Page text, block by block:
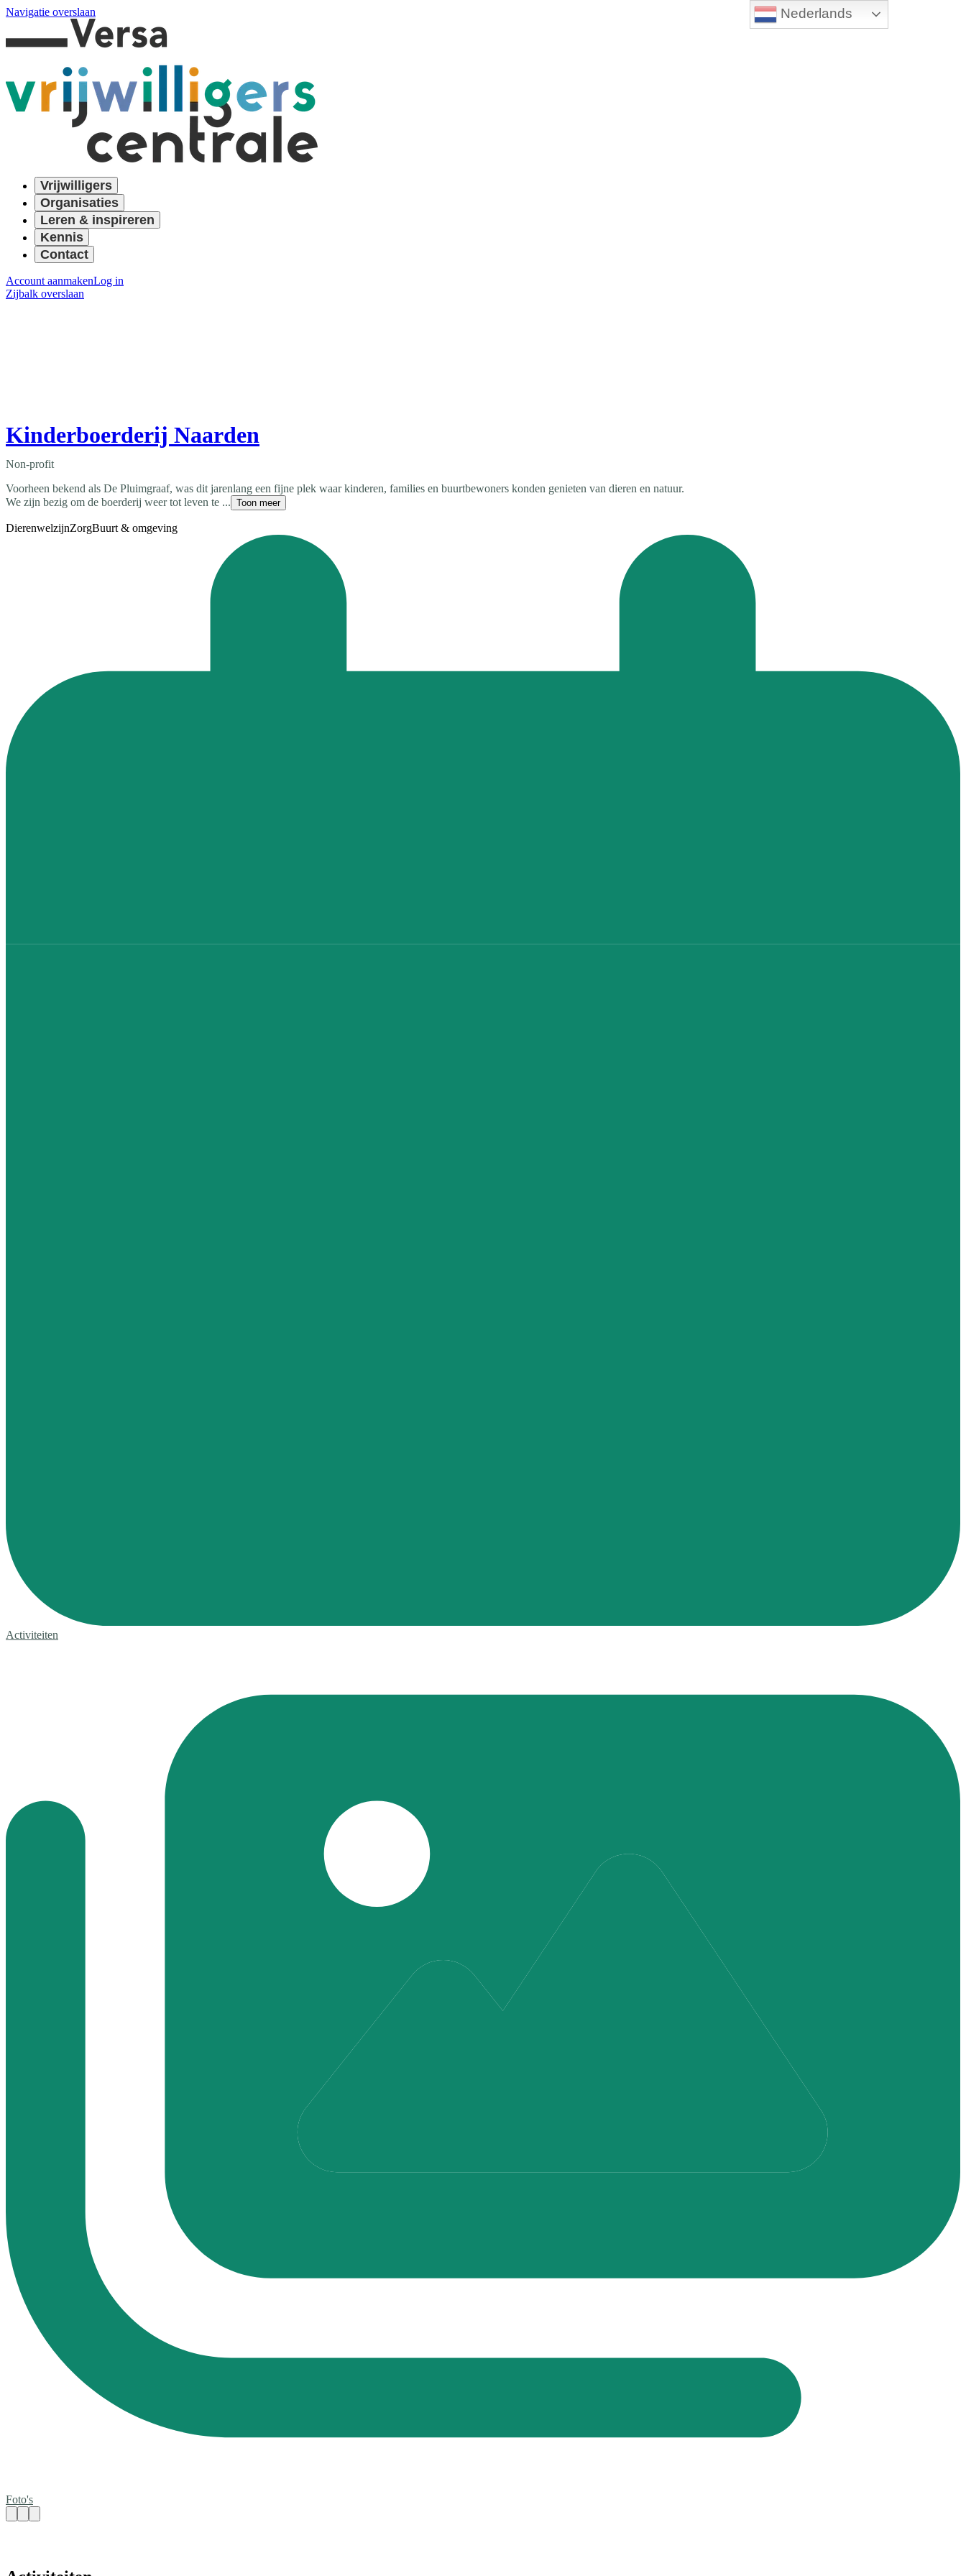
Nederlands
Navigatie overslaan
Vrijwilligers
Organisaties
Leren & inspireren
Kennis
Contact
Account aanmakenLog in
Zijbalk overslaan
Kinderboerderij Naarden
Non-profit
Voorheen bekend als De Pluimgraaf, was dit jarenlang een fijne plek waar kinderen, families en buurtbewoners konden genieten van dieren en natuur.
We zijn bezig om de boerderij weer tot leven te ... Toon meer
DierenwelzijnZorgBuurt & omgeving
Activiteiten
Foto's